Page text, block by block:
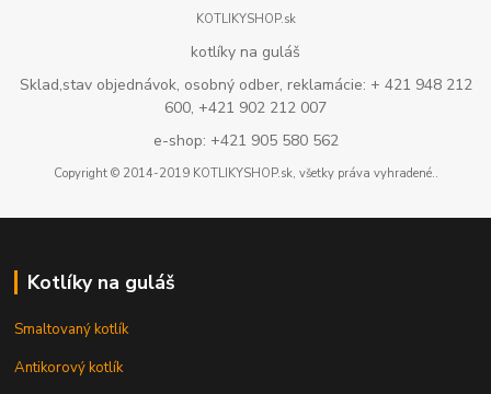
KOTLIKYSHOP.sk
kotlíky na guláš
Sklad,stav objednávok, osobný odber, reklamácie: + 421 948 212
600, +421 902 212 007
e-shop: +421 905 580 562
Copyright © 2014-2019 KOTLIKYSHOP.sk, všetky práva vyhradené..
Kotlíky na guláš
Smaltovaný kotlík
Antikorový kotlík